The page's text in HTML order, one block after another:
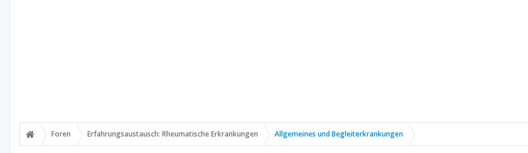
Foren Erfahrungsaustausch: Rheumatische Erkrankungen Allgemeines und Begleiterkrankungen